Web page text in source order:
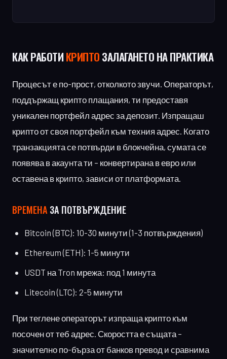
КАК РАБОТИКРИПТОЗАЛАГАНЕТО НА ПРАКТИКА
Процесът е по-прост, отколкото звучи. Операторът,
поддържащ крипто плащания, ти предоставя
уникален портфейл адрес за депозит. Изпращаш
крипто от своя портфейл към техния адрес. Когато
транзакцията се потвърди в блокчейна, сумата се
появява в акаунта ти – конвертирана в евро или
оставена в крипто, зависи от платформата.
ВРЕМЕНА ЗА ПОТВЪРЖДЕНИЕ
Bitcoin (BTC): 10-30 минути (1-3 потвърждения)
Ethereum (ETH): 1-5 минути
USDT на Tron мрежа: под 1 минута
Litecoin (LTC): 2-5 минути
При теглене операторът изпраща крипто към
посочен от теб адрес. Скоростта е същата –
значително по-бърза от банков превод и сравнима